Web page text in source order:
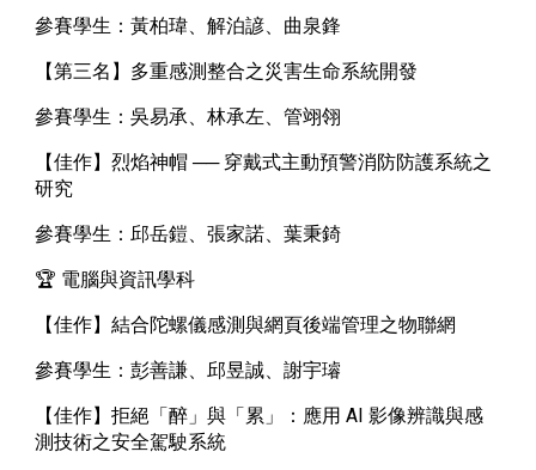
參賽學生：黃柏瑋、解泊諺、曲泉鋒
【第三名】多重感測整合之災害生命系統開發
參賽學生：吳易承、林承左、管翊翎
【佳作】烈焰神帽 ── 穿戴式主動預警消防防護系統之
研究
參賽學生：邱岳鎧、張家諾、葉秉錡
🏆 電腦與資訊學科
【佳作】結合陀螺儀感測與網頁後端管理之物聯網
參賽學生：彭善謙、邱昱誠、謝宇璿
【佳作】拒絕「醉」與「累」：應用 AI 影像辨識與感
測技術之安全駕駛系統